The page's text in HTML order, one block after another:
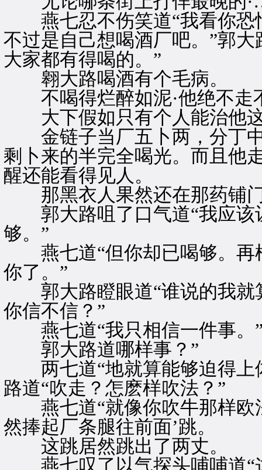
燕七忍不伤笑道“我看你恐
不过是自己想喝酒厂吧。”郭大
大家都有得喝的。”
翱大路喝酒有个毛病。
不喝得烂醉如泥·他绝不走
大下假如只有个人能治他这
金链子当厂五卜两，分丁中
剩卜来的半完全喝光。而且他
醒还能看得见人。
那黑衣人果然还在那药铺门
郭大路咀了口气道“我应该
够。”
燕七道“但你却已喝够。再
你了。”
郭大路瞪眼道“谁说的我就
你信不信？”
燕七道“我只相信一件事。
郭大路道哪样事？”
两七道“地就算能够迫得上
路道“吹走？怎麽样吹法？”
燕七道“就像你吹牛那样欧
然捧起厂条腿往前面’跳。
这跳居然跳出了两丈。
燕七叹了以气探头哺哺道“